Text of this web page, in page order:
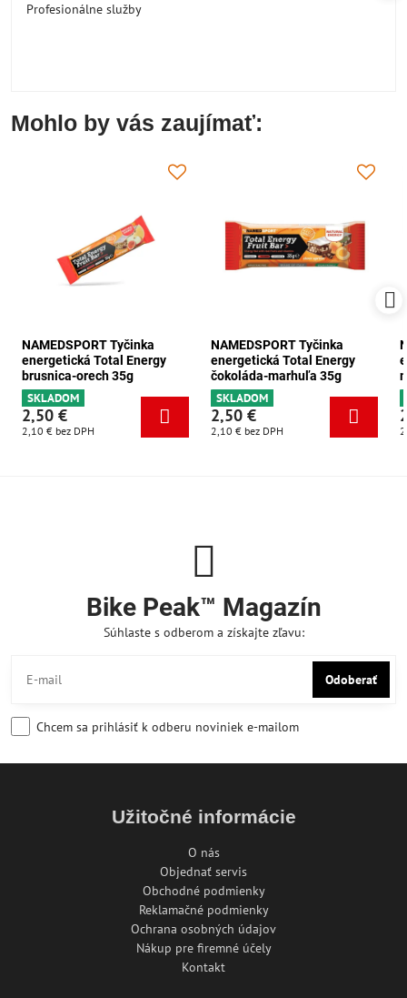
Profesionálne služby
Mohlo by vás zaujímať:
NAMEDSPORT Tyčinka
energetická Total Energy
brusnica-orech 35g
SKLADOM
2,50 €
2,10 € bez DPH
NAMEDSPORT Tyčinka
energetická Total Energy
čokoláda-marhuľa 35g
SKLADOM
2,50 €
2,10 € bez DPH
Bike Peak™ Magazín
Súhlaste s odberom a získajte zľavu:
Odoberať
Chcem sa prihlásiť k odberu noviniek e-mailom
Užitočné informácie
O nás
Objednať servis
Obchodné podmienky
Reklamačné podmienky
Ochrana osobných údajov
Nákup pre firemné účely
Kontakt